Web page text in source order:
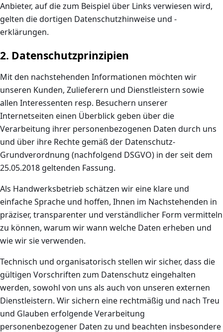
Anbieter, auf die zum Beispiel über Links verwiesen wird,
gelten die dortigen Datenschutzhinweise und -
erklärungen.
2. Datenschutzprinzipien
Mit den nachstehenden Informationen möchten wir
unseren Kunden, Zulieferern und Dienstleistern sowie
allen Interessenten resp. Besuchern unserer
Internetseiten einen Überblick geben über die
Verarbeitung ihrer personenbezogenen Daten durch uns
und über ihre Rechte gemäß der Datenschutz-
Grundverordnung (nachfolgend DSGVO) in der seit dem
25.05.2018 geltenden Fassung.
Als Handwerksbetrieb schätzen wir eine klare und
einfache Sprache und hoffen, Ihnen im Nachstehenden in
präziser, transparenter und verständlicher Form vermitteln
zu können, warum wir wann welche Daten erheben und
wie wir sie verwenden.
Technisch und organisatorisch stellen wir sicher, dass die
gültigen Vorschriften zum Datenschutz eingehalten
werden, sowohl von uns als auch von unseren externen
Dienstleistern. Wir sichern eine rechtmäßig und nach Treu
und Glauben erfolgende Verarbeitung
personenbezogener Daten zu und beachten insbesondere